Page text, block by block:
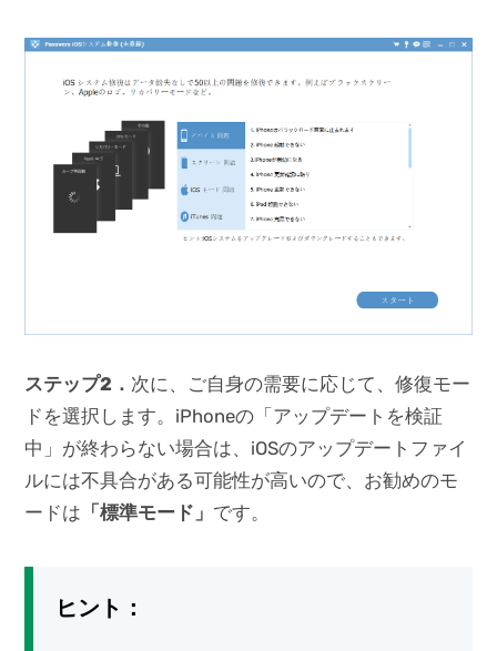
ステップ2． 次に、ご自身の需要に応じて、修復モー
ドを選択します。iPhoneの「アップデートを検証
中」が終わらない場合は、iOSのアップデートファイ
ルには不具合がある可能性が高いので、お勧めのモ
ードは 「標準モード」 です。
ヒント：